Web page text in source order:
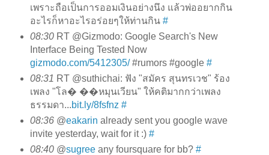
เพราะถือเป็นการออมเงินอย่างนึง แล้วพ่ออยากกิน
อะไรก็หาอะไรอร่อยๆให้ท่านกิน #
08:30RT @Gizmodo: Google Search's New
Interface Being Tested Now
gizmodo.com/5412305/#rumors #google #
08:31 RT @suthichai: ฟัง "สมัคร สุนทรเวช" ร้อง
เพลง "โล� ��หมุนเวียน" ให้คติมากกว่าเพลง
ธรรมดา...bit.ly/8fsfnz #
08:36@eakarin already sent you google wave
invite yesterday, wait for it :) #
08:40@sugreeany foursquare for bb? #